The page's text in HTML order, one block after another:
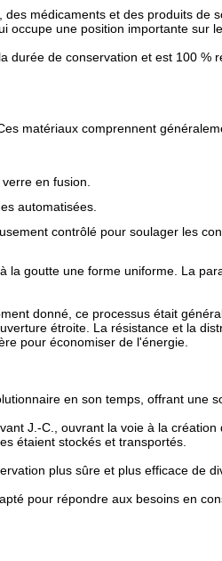
médicaments et des produits de
une position importante sur
de conservation et est 100 %
matériaux comprennent
en fusion.
automatisées.
contrôlé pour soulager les
la goutte une forme uniforme. La
donné, ce processus était
étroite. La résistance et la
pour économiser de l'énergie.
en son temps, offrant une
J.-C., ouvrant la voie à la création
étaient stockés et transportés.
plus sûre et plus efficace de
pour répondre aux besoins en